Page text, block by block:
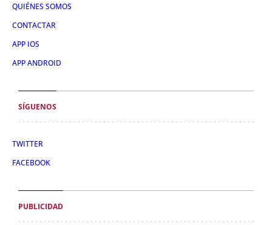
QUIÉNES SOMOS
CONTACTAR
APP IOS
APP ANDROID
SÍGUENOS
TWITTER
FACEBOOK
PUBLICIDAD